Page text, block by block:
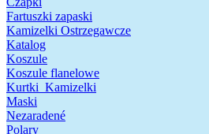
Fartuszki zapaski
Kamizelki Ostrzegawcze
Katalog
Koszule
Koszule flanelowe
Kurtki_Kamizelki
Maski
Nezaradené
Polary